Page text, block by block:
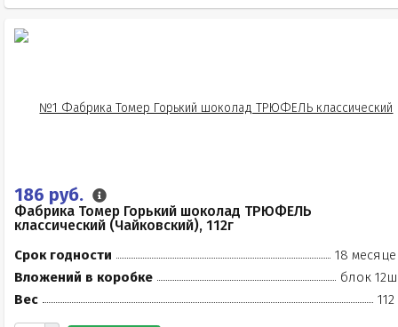
186 руб.
Фабрика Томер Горький шоколад ТРЮФЕЛЬ
классический (Чайковский), 112г
Срок годности
18
Вложений в коробке
блок
Вес
112